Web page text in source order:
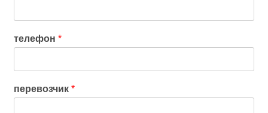
телефон*
перевозчик*